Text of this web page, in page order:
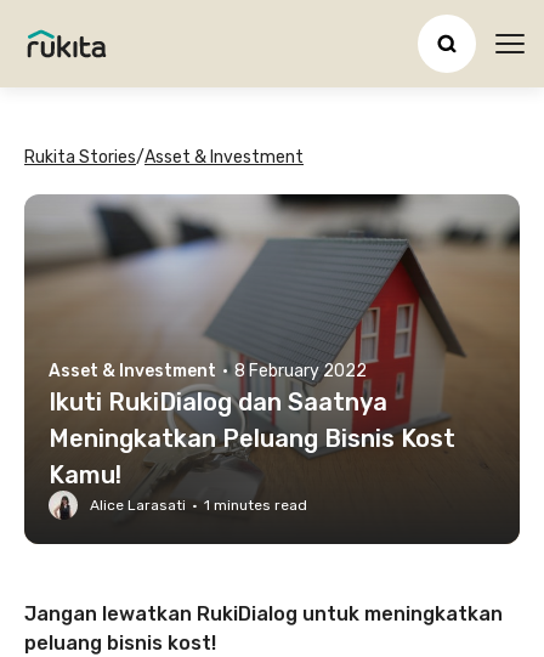
Rukita Stories/Asset & Investment
Asset & Investment · 8 February 2022
Ikuti RukiDialog dan Saatnya
Meningkatkan Peluang Bisnis Kost
Kamu!
Alice Larasati · 1 minutes read
Jangan lewatkan RukiDialog untuk meningkatkan
peluang bisnis kost!